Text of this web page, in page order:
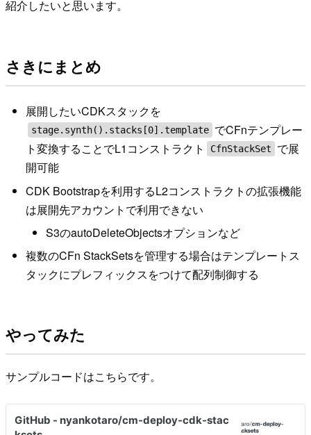
紹介したいと思います。
さきにまとめ
展開したいCDKスタックを
stage.synth().stacks[0].template でCFnテンプレー
ト変換することでL1コンストラクト
CfnStackSet
で展
開可能
CDK Bootstrapを利用するL2コンストラクトの拡張機能
は展開先アカウントで利用できない
S3のautoDeleteObjectsオプションなど
複数のCFn StackSetsを管理する場合はテンプレートス
タックにプレフィックスをつけて配列制御する
やってみた
サンプルコードはこちらです。